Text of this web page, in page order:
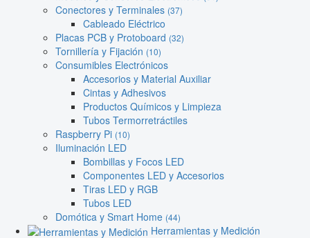
Conectores y Terminales (37)
Cableado Eléctrico
Placas PCB y Protoboard (32)
Tornillería y Fijación (10)
Consumibles Electrónicos
Accesorios y Material Auxiliar
Cintas y Adhesivos
Productos Químicos y Limpieza
Tubos Termorretráctiles
Raspberry Pi (10)
Iluminación LED
Bombillas y Focos LED
Componentes LED y Accesorios
Tiras LED y RGB
Tubos LED
Domótica y Smart Home (44)
Herramientas y Medición